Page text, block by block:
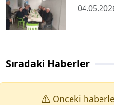
Sıradaki Haberler
Onceki